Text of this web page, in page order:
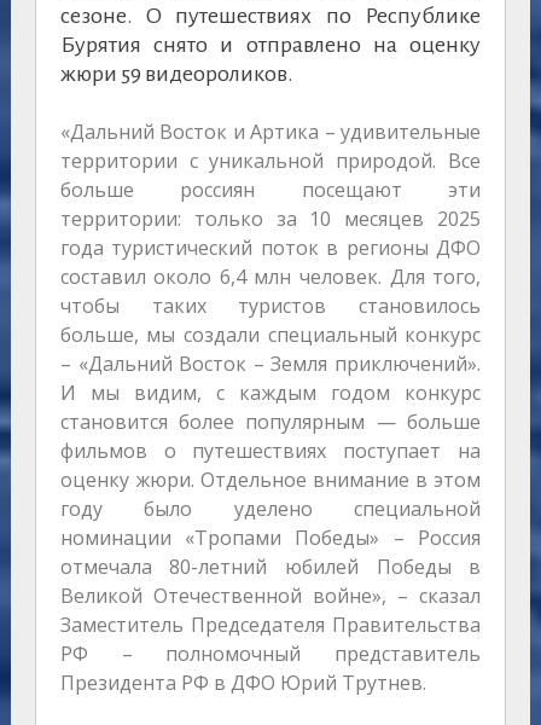
сезоне. О путешествиях по Республике
Бурятия снято и отправлено на оценку
жюри 59 видеороликов.
«Дальний Восток и Артика – удивительные
территории с уникальной природой. Все
больше россиян посещают эти
территории: только за 10 месяцев 2025
года туристический поток в регионы ДФО
составил около 6,4 млн человек. Для того,
чтобы таких туристов становилось
больше, мы создали специальный конкурс
– «Дальний Восток – Земля приключений».
И мы видим, с каждым годом конкурс
становится более популярным — больше
фильмов о путешествиях поступает на
оценку жюри. Отдельное внимание в этом
году было уделено специальной
номинации «Тропами Победы» – Россия
отмечала 80-летний юбилей Победы в
Великой Отечественной войне», – сказал
Заместитель Председателя Правительства
РФ – полномочный представитель
Президента РФ в ДФО Юрий Трутнев.